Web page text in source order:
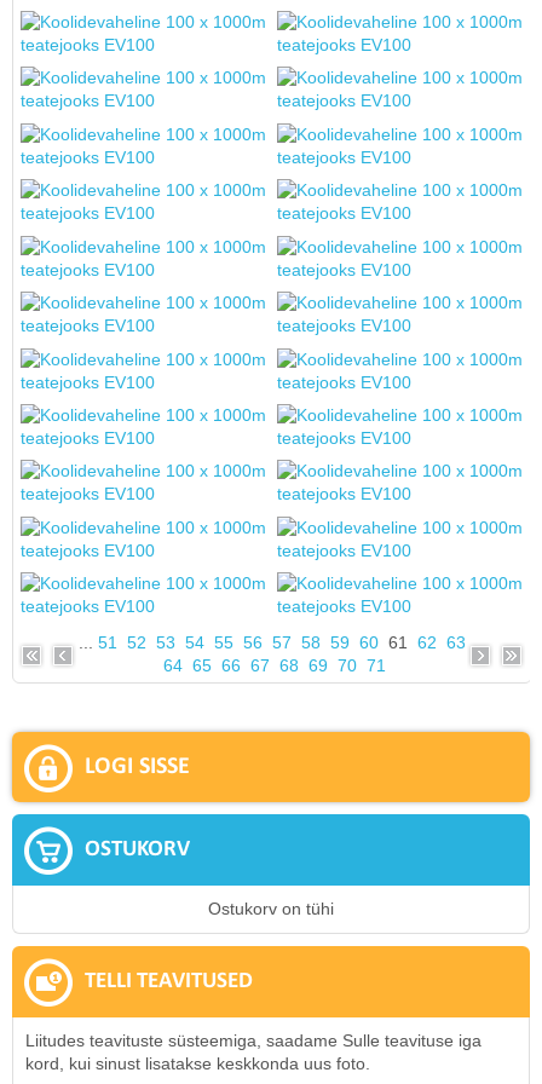
51 52 53 54 55 56 57 58 59 60 61 62 63
64 65 66 67 68 69 70 71
LOGI SISSE
OSTUKORV
Ostukorv on tühi
TELLI TEAVITUSED
Liitudes teavituste süsteemiga, saadame Sulle teavituse iga
kord, kui sinust lisatakse keskkonda uus foto.